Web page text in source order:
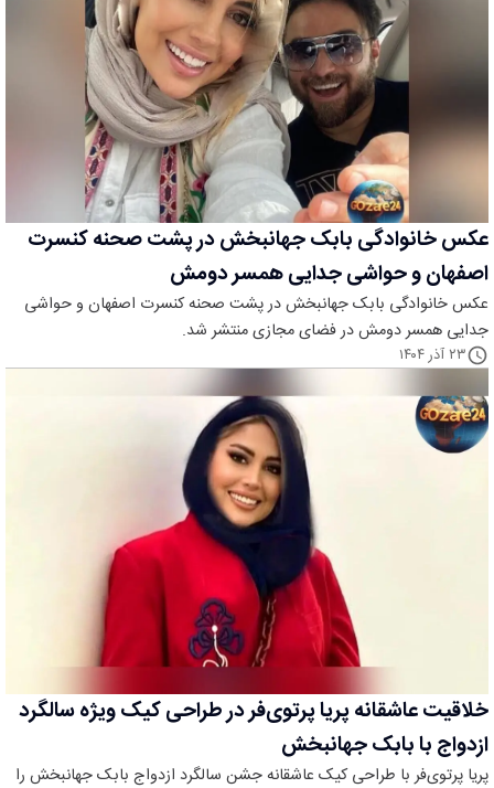
عکس خانوادگی بابک جهانبخش در پشت صحنه کنسرت
اصفهان و حواشی جدایی همسر دومش
عکس خانوادگی بابک جهانبخش در پشت صحنه کنسرت اصفهان و حواشی
جدایی همسر دومش در فضای مجازی منتشر شد.
۲۳ آذر ۱۴۰۴
خلاقیت عاشقانه پریا پرتوی‌فر در طراحی کیک ویژه سالگرد
ازدواج با بابک جهانبخش
پریا پرتوی‌فر با طراحی کیک عاشقانه جشن سالگرد ازدواج بابک جهانبخش را